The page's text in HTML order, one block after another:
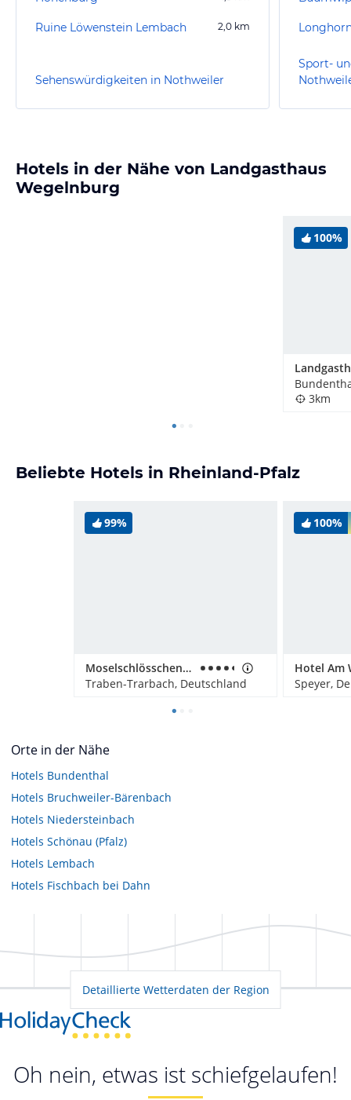
Ruine Löwenstein Lembach 2,0 km
Sehenswürdigkeiten in Nothweiler
Sport-
Hotels in der Nähe von Landgasthaus
Wegelnburg
100%
3km
Beliebte Hotels in Rheinland-Pfalz
99%
Moselschlösschen Spa & Resort
Traben-Trarbach, Deutschland
100%
Hotel Am
Speyer,
Orte in der Nähe
Hotels Bundenthal
Hotels Bruchweiler-Bärenbach
Hotels Niedersteinbach
Hotels Schönau (Pfalz)
Hotels Lembach
Hotels Fischbach bei Dahn
Detaillierte Wetterdaten der Region
Oh nein, etwas ist schiefgelaufen!